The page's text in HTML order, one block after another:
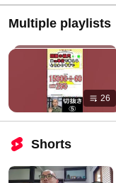
Multiple playlists
26
Shorts